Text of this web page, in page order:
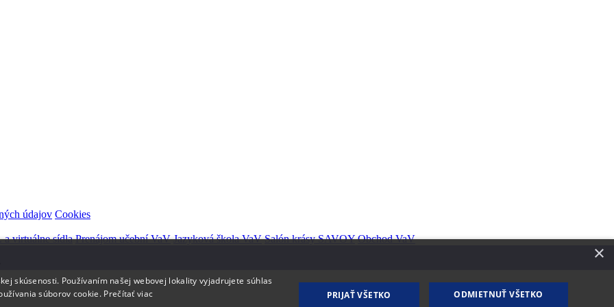
údajov Cookies
a virtuálne sídla Prenájom učební VaV Jazyková škola VaV Salón krásy SAVOY Obchod VaV
×
skúsenosti. Používaním našej webovej lokality vyjadrujete súhlas
súborov cookie. Prečítať viac PRIJAŤ VŠETKO ODMIETNUŤ VŠETKO